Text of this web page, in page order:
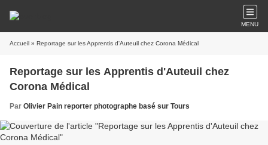
MENU
Accueil » Reportage sur les Apprentis d'Auteuil chez Corona Médical
Reportage sur les Apprentis d'Auteuil chez
Corona Médical
Par Olivier Pain reporter photographe basé sur Tours